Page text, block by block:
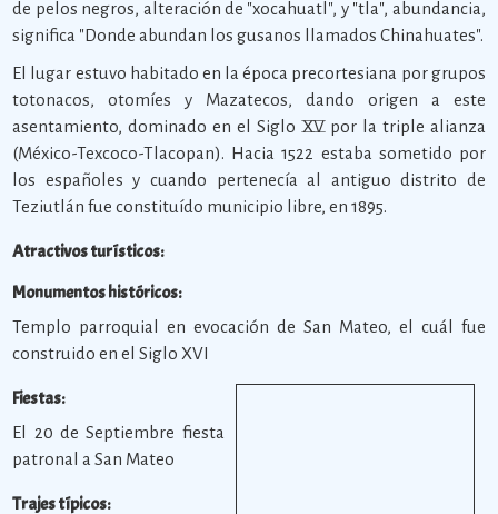
de pelos negros, alteración de "xocahuatl", y "tla", abundancia,
significa "Donde abundan los gusanos llamados Chinahuates".
El lugar estuvo habitado en la época precortesiana por grupos
totonacos, otomíes y Mazatecos, dando origen a este
asentamiento, dominado en el Siglo XV por la triple alianza
(México-Texcoco-Tlacopan). Hacia 1522 estaba sometido por
los españoles y cuando pertenecía al antiguo distrito de
Teziutlán fue constituído municipio libre, en 1895.
Atractivos turísticos:
Monumentos históricos:
Templo parroquial en evocación de San Mateo, el cuál fue
construido en el Siglo XVI
Fiestas:
El 20 de Septiembre fiesta
patronal a San Mateo
Trajes típicos: